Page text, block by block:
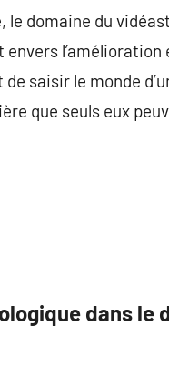
le domaine du
envers
saisir le monde
que seuls eux
dans le